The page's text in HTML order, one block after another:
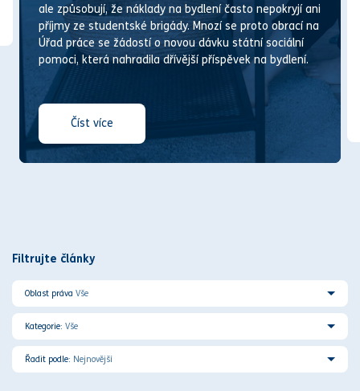
ale způsobují, že náklady na bydlení často nepokryjí ani
příjmy ze studentské brigády. Mnozí se proto obrací na
Úřad práce se žádostí o novou dávku státní sociální
pomoci, která nahradila dřívější příspěvek na bydlení.
Číst více
Filtrujte články
Oblast práva Vše
Kategorie: Vše
Řadit podle: Nejnovější